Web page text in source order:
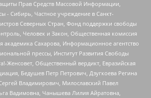
Прав Средств Массовой Информации,
- Сибирь, Частное учреждение в Санкт-
Северных Стран, Фонд поддержки свободы
Человек и Закон, Общественная комиссия
академика Сахарова, Информационное агентство
прессы, Институт Развития Свободы
Женсовет, Общественный вердикт, Евразийская
Бедушев Петр Петрович, Дзугкоева Регина
Владимирович, Милославский Павел
Вадимовна, Чанышева Лилия Айратовна,